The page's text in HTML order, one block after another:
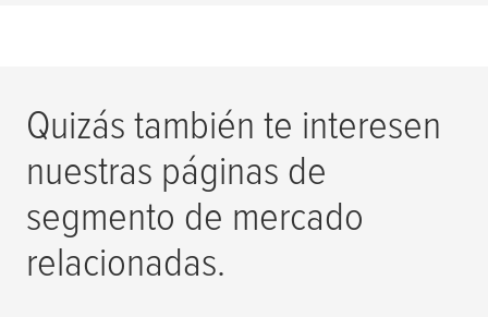
Quizás también te interesen
nuestras páginas de
segmento de mercado
relacionadas.